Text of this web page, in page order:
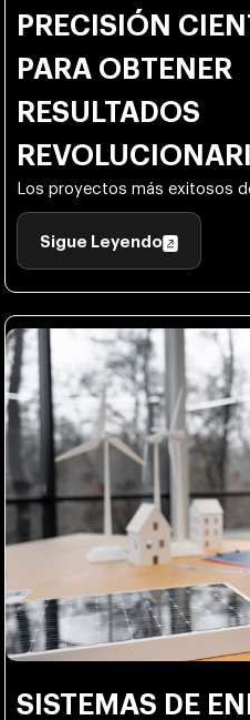
PRECISIÓN
PARA OBTENER
RESULTADOS
Los proyectos más exitosos
Sigue Leyendo
SISTEMAS DE